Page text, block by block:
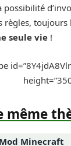
possibilité
règles, toujours
seule vie !
même